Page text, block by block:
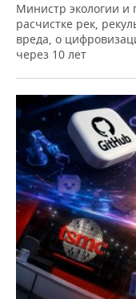
Министр экологии и
расчистке рек,
вреда, о
через 10 лет